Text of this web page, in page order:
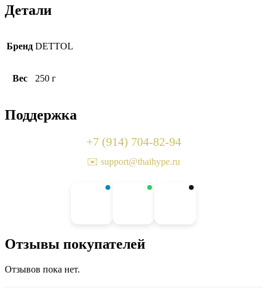
Детали
Бренд DETTOL
Вес 250 г
Поддержка
+7 (914) 704-82-94
✉️ support@thaihype.ru
Отзывы покупателей
Отзывов пока нет.